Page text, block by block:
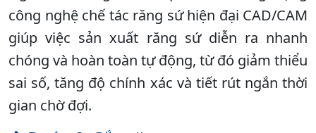
công nghệ chế tác răng sứ hiện đại CAD/CAM
giúp việc sản xuất răng sứ diễn ra nhanh
chóng và hoàn toàn tự động, từ đó giảm thiểu
sai số, tăng độ chính xác và tiết rút ngắn thời
gian chờ đợi.